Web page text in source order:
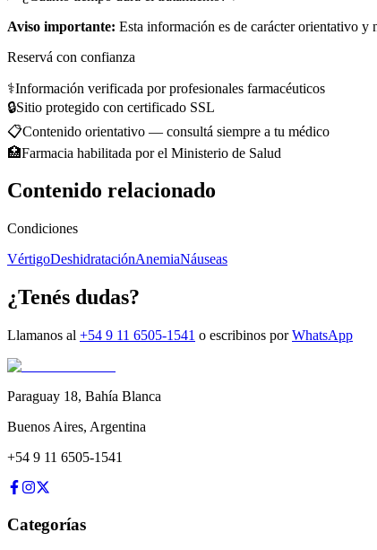
Aviso importante: Esta información es de carácter orientativo y
Reservá con confianza
⚕️Información verificada por profesionales farmacéuticos
🔒Sitio protegido con certificado SSL
📋Contenido orientativo — consultá siempre a tu médico
🏥Farmacia habilitada por el Ministerio de Salud
Contenido relacionado
Condiciones
VértigoDeshidrataciónAnemiaNáuseas
¿Tenés dudas?
Llamanos al +54 9 11 6505-1541 o escribinos por WhatsApp
Paraguay 18, Bahía Blanca
Buenos Aires, Argentina
+54 9 11 6505-1541
Categorías